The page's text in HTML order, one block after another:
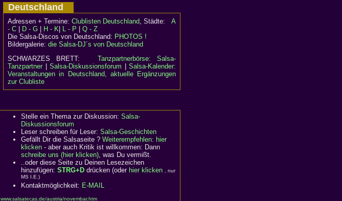
Deutschland
Adressen + Termine: Clublisten Deutschland, Städte: A
- C
D - G H - K L - P
Q - Z
Die Salsa-Discos von Deutschland: PHOTOS !
Bildergalerie: die Salsa-DJ´s von Deutschland
SCHWARZES BRETT:Tanzpartnerbörse: Salsa-
Tanzpartner| Salsa-Diskussionsforum
Salsa-Kalender:
Veranstaltungen in Deutschland, aktuelle Ergänzungen
zur Clubliste
Stelle ein Thema zur Diskussion: Salsa-
Diskussionsforum
Leser schreiben für Leser: Salsa-Geschichten
Gefällt Dir die Salsaseite ? Weiterempfehlen: hier
klicken - aber auch Kritik ist willkommen: Dann
schreibe uns (hier klicken), was Du vermißt.
..oder diese Seite zu Deinen Lesezeichen
hinzufügen: STRG+D drücken (oder hier klicken , nur
MS I.E.)
Kontaktmöglichkeit: E-MAIL
www.salsatecas.de/austria/novembar.htm